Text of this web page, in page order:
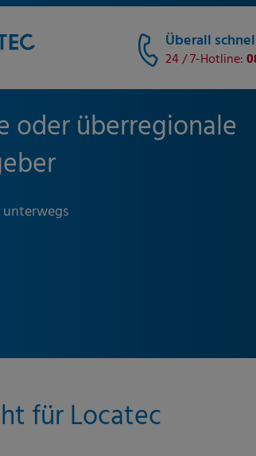
Überall
24 / 7-Hotline:
oder überregionale
für Locatec